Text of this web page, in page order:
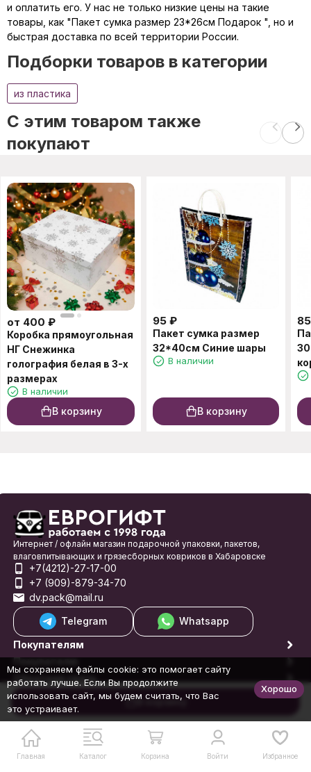
В корзину
и оплатить его. У нас не только низкие цены на такие
товары, как "Пакет сумка размер 23*26см Подарок ", но и
быстрая доставка по всей территории России.
Подборки товаров в категории
из пластика
C этим товаром также
покупают
от 400 ₽
Коробка прямоугольная
НГ Снежинка
голография белая в 3-х
размерах
В наличии
В корзину
95 ₽
Пакет сумка размер
32*40см Синие шары
В наличии
В корзину
85
Главная Каталог Корзина Войти Избранное
Интернет / офлайн магазин подарочной упаковки, пакетов,
влаговпитывающих и грязесборных ковриков в Хабаровске
+7(4212)-27-17-00
+7 (909)-879-34-70
dv.pack@mail.ru
Telegram
Whatsapp
Покупателям
Покупателю
Обратная связь
© 1998-2026 Еврогифт
Мы сохраняем файлы cookie: это помогает сайту
работать лучше. Если Вы продолжите
использовать сайт, мы будем считать, что Вас
это устраивает.
Хорошо